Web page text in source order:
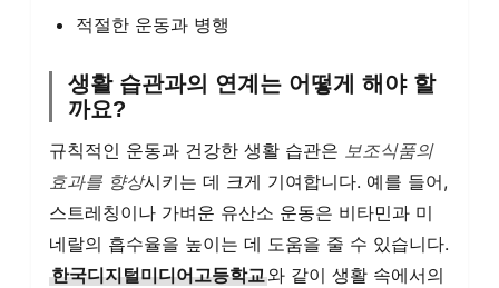
적절한 운동과 병행
생활 습관과의 연계는 어떻게 해야 할
까요?
규칙적인 운동과 건강한 생활 습관은 보조식품의
효과를 향상시키는 데 크게 기여합니다. 예를 들어,
스트레칭이나 가벼운 유산소 운동은 비타민과 미
네랄의 흡수율을 높이는 데 도움을 줄 수 있습니다.
한국디지털미디어고등학교와 같이 생활 속에서의